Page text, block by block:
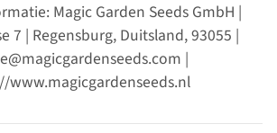
Magic Garden Seeds GmbH |
7 | Regensburg, Duitsland, 93055 |
|
www.magicgardenseeds.nl